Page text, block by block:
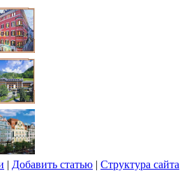
| Добавить статью | Структура сайта